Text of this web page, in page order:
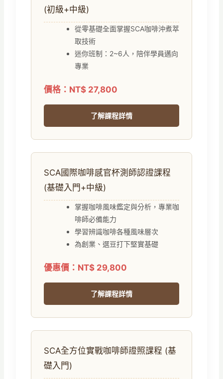
(初級+中級)
從零基礎全面掌握SCA咖啡沖煮萃
取技術
迷你班制：2~6人，陪伴學員邁向
專業
價格：NT$ 27,800
了解課程詳情
SCA國際咖啡感官杯測師認證課程
(基礎入門+中級)
掌握咖啡風味鑑定與分析，專業咖
啡師必備能力
學習辨識咖啡各種風味層次
為創業、選豆打下堅實基礎
優惠價：NT$ 29,800
了解課程詳情
SCA全方位實戰咖啡師證照課程 (基
礎入門)